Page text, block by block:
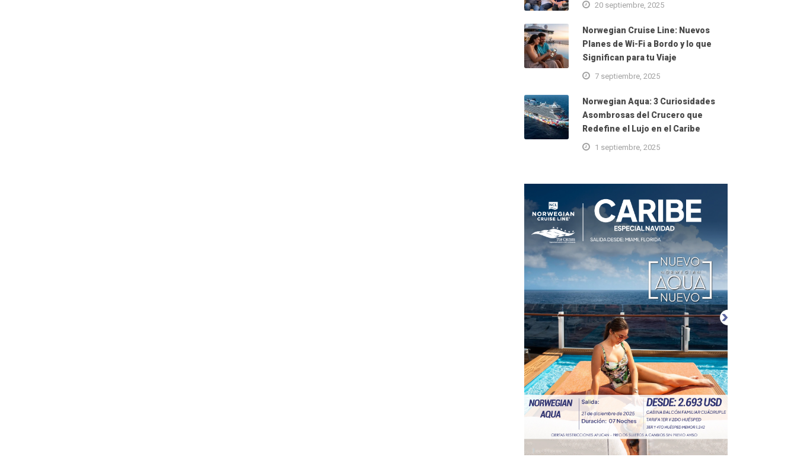
20 septiembre, 2025
Norwegian Cruise Line: Nuevos
Planes de Wi-Fi a Bordo y lo que
Significan para tu Viaje
7 septiembre, 2025
Norwegian Aqua: 3 Curiosidades
Asombrosas del Crucero que
Redefine el Lujo en el Caribe
1 septiembre, 2025